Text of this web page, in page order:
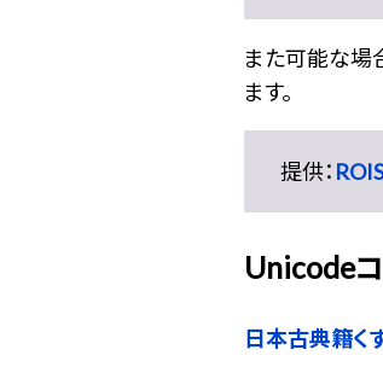
また可能な場
ます。
提供：
Unicode
日本古典籍く